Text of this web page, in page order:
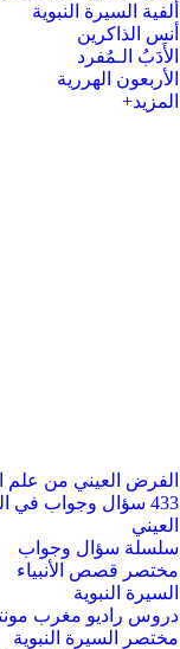
ألفية السيرة النبوية
أنس الذاكرين
الأَدَبُ الـمُفرد
الأربعون الهررية
المزيد+
الفرض العيني من علم
433 سؤال وجواب في
العيني
سلسلة سؤال وجواب
مختصر قصص الأنبياء
السيرة النبوية
دروس راديو مغرب
مختصر السيرة النبوية